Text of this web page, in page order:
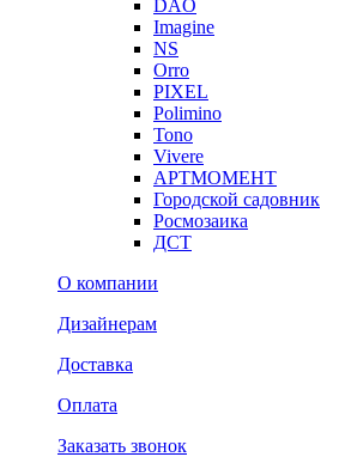
DAO
Imagine
NS
Orro
PIXEL
Polimino
Tono
Vivere
АРТМОМЕНТ
Городской садовник
Росмозаика
ДСТ
О компании
Дизайнерам
Доставка
Оплата
Заказать звонок